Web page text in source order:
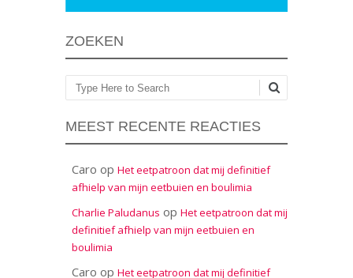
ZOEKEN
Zoeken
MEEST RECENTE REACTIES
Caro op Het eetpatroon dat mij definitief
afhielp van mijn eetbuien en boulimia
Charlie Paludanus op Het eetpatroon dat mij
definitief afhielp van mijn eetbuien en
boulimia
Caro op Het eetpatroon dat mij definitief